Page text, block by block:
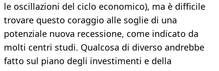
le oscillazioni del ciclo economico), ma è difficile
trovare questo coraggio alle soglie di una
potenziale nuova recessione, come indicato da
molti centri studi. Qualcosa di diverso andrebbe
fatto sul piano degli investimenti e della